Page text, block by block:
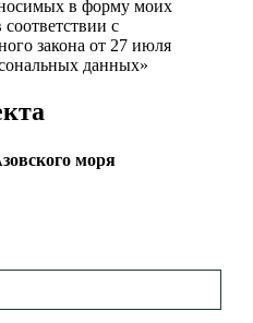
в форму моих
с
закона от 27 июля
данных»
моря